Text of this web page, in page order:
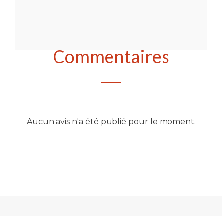
Commentaires
Aucun avis n'a été publié pour le moment.